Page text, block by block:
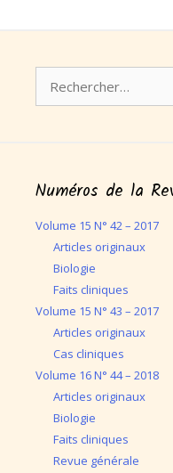
Numéros de la
Volume 15 N° 42 – 2017
Articles originaux
Biologie
Faits cliniques
Volume 15 N° 43 – 2017
Articles originaux
Cas cliniques
Volume 16 N° 44 – 2018
Articles originaux
Biologie
Faits cliniques
Revue générale